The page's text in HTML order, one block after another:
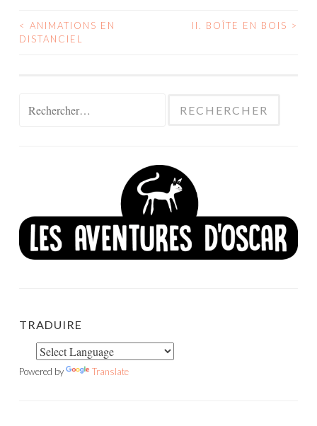
NAVIGATION
< ANIMATIONS EN
DISTANCIEL
II. BOÎTE EN BOIS >
TRADUIRE
Powered by Translate